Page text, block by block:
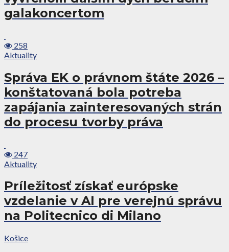
galakoncertom
258
Aktuality
Správa EK o právnom štáte 2026 –
konštatovaná bola potreba
zapájania zainteresovaných strán
do procesu tvorby práva
247
Aktuality
Príležitosť získať európske
vzdelanie v AI pre verejnú správu
na Politecnico di Milano
Košice